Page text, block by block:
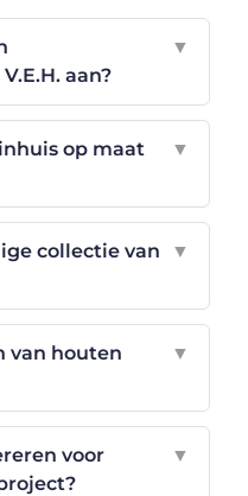
aan?
▼
op maat
▼
collectie van
▼
van houten
▼
voor
▼